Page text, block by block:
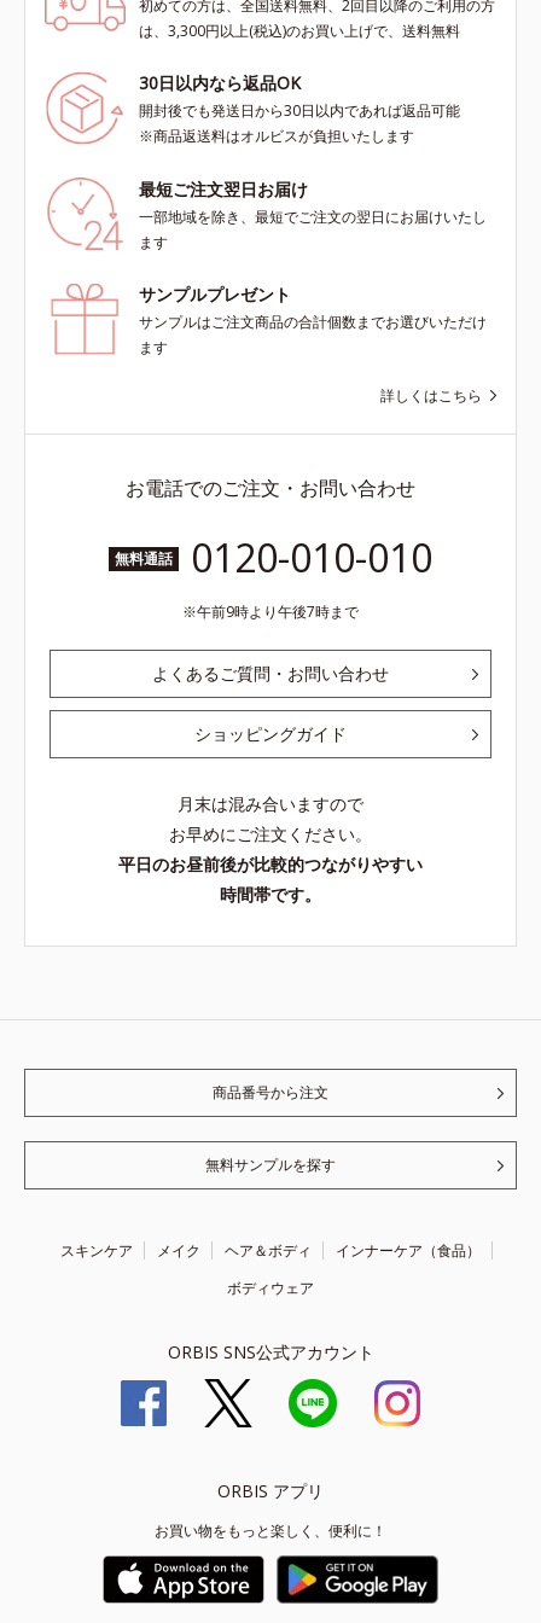
初めての方は、全国送料無料、2回目以降のご利用の方
は、3,300円以上(税込)のお買い上げで、送料無料
30日以内なら返品OK
開封後でも発送日から30日以内であれば返品可能
※商品返送料はオルビスが負担いたします
最短ご注文翌日お届け
一部地域を除き、最短でご注文の翌日にお届けいたし
ます
サンプルプレゼント
サンプルはご注文商品の合計個数までお選びいただけ
ます
詳しくはこちら
お電話でのご注文・お問い合わせ
無料通話 0120-010-010
午前9時より午後7時まで
よくあるご質問・お問い合わせ
ショッピングガイド
月末は混み合いますので
お早めにご注文ください。
平日のお昼前後が比較的つながりやすい
時間帯です。
商品番号から注文
無料サンプルを探す
スキンケア メイク ヘア＆ボディ
インナーケア（食品）
ボディウェア
ORBIS SNS公式アカウント
ORBIS アプリ
お買い物をもっと楽しく、便利に！